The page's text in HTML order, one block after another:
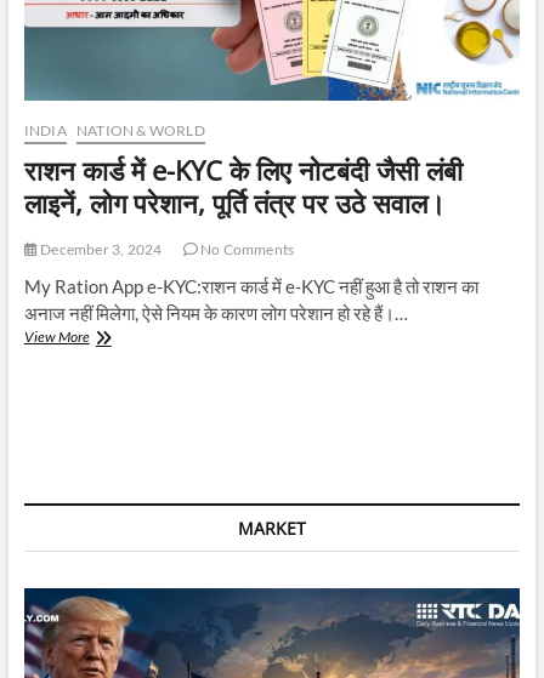
INDIA NATION & WORLD
राशन कार्ड में e-KYC के लिए नोटबंदी जैसी लंबी
लाइनें, लोग परेशान, पूर्ति तंत्र पर उठे सवाल।
December 3, 2024 No Comments
My Ration App e-KYC:राशन कार्ड में e-KYC नहीं हुआ है तो राशन का
अनाज नहीं मिलेगा, ऐसे नियम के कारण लोग परेशान हो रहे हैं।…
View Moreराशन
जैसी
लाइनें,
परेशान,
पूर्ति
तंत्र
पर
MARKET